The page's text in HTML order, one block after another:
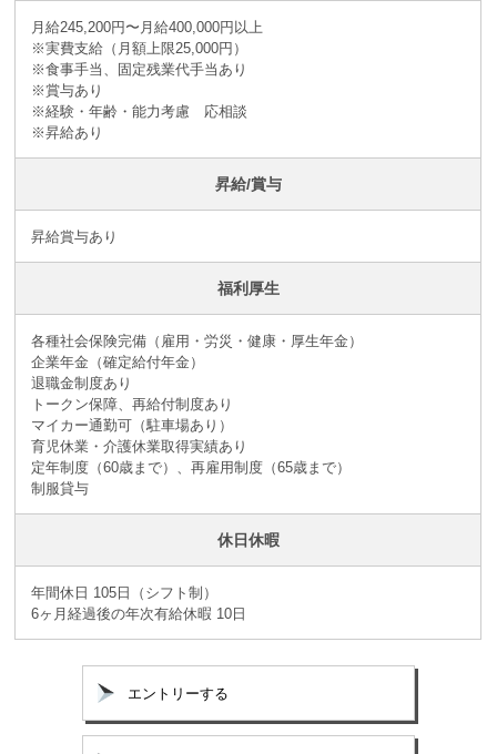
月給245,200円〜月給400,000円以上
※実費支給（月額上限25,000円）
※食事手当、固定残業代手当あり
※賞与あり
※経験・年齢・能力考慮 応相談
※昇給あり
昇給/賞与
昇給賞与あり
福利厚生
各種社会保険完備（雇用・労災・健康・厚生年金）
企業年金（確定給付年金）
退職金制度あり
トークン保障、再給付制度あり
マイカー通勤可（駐車場あり）
育児休業・介護休業取得実績あり
定年制度（60歳まで）、再雇用制度（65歳まで）
制服貸与
休日休暇
年間休日 105日（シフト制）
6ヶ月経過後の年次有給休暇 10日
エントリーする